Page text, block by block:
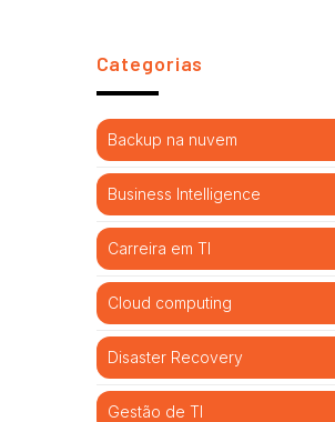
Categorias
Backup na nuvem
Business Intelligence
Carreira em TI
Cloud computing
Disaster Recovery
Gestão de TI